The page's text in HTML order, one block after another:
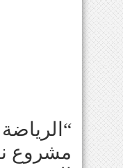
مشروع